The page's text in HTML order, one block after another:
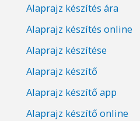
Alaprajz készítés ára
Alaprajz készítés online
Alaprajz készítése
Alaprajz készítő
Alaprajz készítő app
Alaprajz készítő online